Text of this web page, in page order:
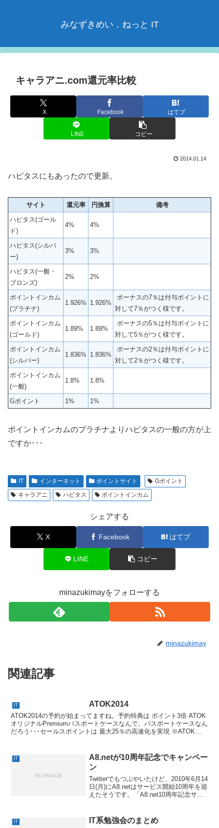
みなずきめい．ねっと IT
キャラアニ.com還元率比較
X Facebook はてブ
LINE コピー
2014.01.14
ハピタスにもあったので更新。
サイト 還元率 円換算
備考
ハピタス(ゴール
ド)
4% 4%
ハピタス(シルバ
ー)
3% 3%
ハピタス(一般・
ブロンズ)
2% 2%
ポイントインカム
(プラチナ)
1.926% 1.926%
ボーナスの7％は付与ポイントに
対して7％がつく様です。
ポイントインカム
(ゴールド)
1.89% 1.89%
ボーナスの5％は付与ポイントに
対して5％がつく様です。
ポイントインカム
(シルバー)
1.836% 1.836%
ボーナスの2％は付与ポイントに
対して2％がつく様です。
ポイントインカム
(一般)
1.8% 1.8%
Gポイント 1% 1%
ポイントインカムのプラチナよりハピタスの一般の方が上
ですか･･･
IT インターネット ポイントサイト
Gポイント
キャラアニ
ハピタス ポイントインカム
シェアする
X Facebook はてブ
LINE コピー
minazukimayをフォローする
minazukimay
関連記事
IT ATOK2014
ATOK2014の予約が始まってますね。予約特典は ポイント3倍 ATOK
オリジナルPremiumパスポートケースなんで、パスポートケースなん
だろう･･･セールスポイントは 最大25％の高速化を実現 ※ATOK
IT
A8.netが10周年記念でキャンペー
ン
Twitterでもつぶやいたけど、2010年6月14
日(月)にA8.netはサービス開始10周年を迎
えたそうです。「A8.net10周年記念サイ
でもらえる...
IT IT系勉強会のまとめ